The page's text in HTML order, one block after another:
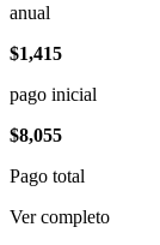
anual
$1,415
pago inicial
$8,055
Pago total
Ver completo